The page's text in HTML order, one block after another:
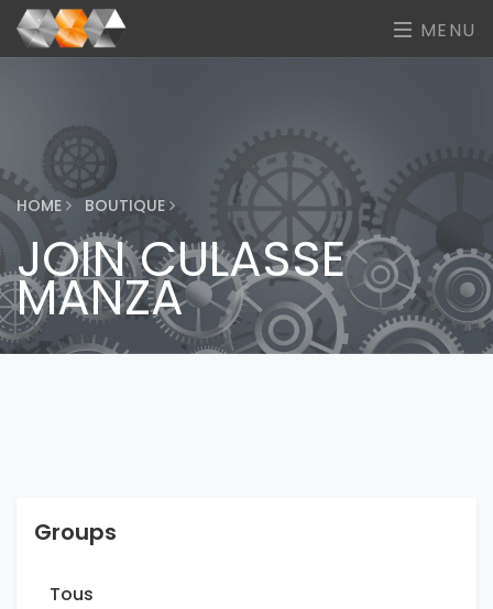
MENU
HOME BOUTIQUE
JOIN CULASSE
MANZA
Groups
Tous